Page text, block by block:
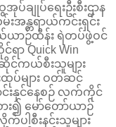
ျုပ်ရေးဦးစီးဌာန
အန္တရာယ်ကင်းရှင်း
ယ်ယာဉ်ထိန်း ရဲတပ်ဖွဲ့ဝင်
ာ Quick Win
င်ကယ်စီးသူများ
ပ်များ ဝတ်ဆင်
ာင်းနှင်နေစဉ် လက်ကိုင်
း၍ မော်တော်ယာဉ်
က်ပါစီးနင်းသူများ